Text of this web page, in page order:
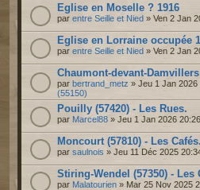
Eglise en Moselle ? 1916
par entre Seille et Nied » Ven 2 Jan
Eglise en Lorraine occupée
par entre Seille et Nied » Ven 2 Jan
Chaumont-devant-
par bertrand_metz » Jeu 1 Jan 2026
(55150)
Pouilly (57420) - Les Rues.
par Marcel88 » Jeu 1 Jan 2026
Moncourt (57810) - Les Cafés.
par saulnois » Jeu 11 Déc 2025
Stiring-Wendel (57350) - Les
par Malatourien » Mar 25 Nov 2025